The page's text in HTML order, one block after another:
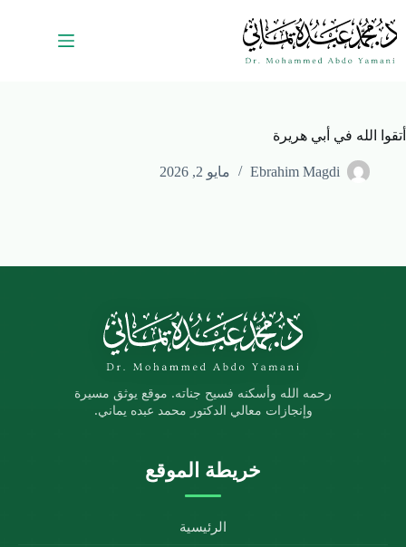
أتقوا الله في أبي هريرة
Ebrahim Magdi مايو 2, 2026
رحمه الله وأسكنه فسيح جناته. موقع يوثق مسيرة
وإنجازات معالي الدكتور محمد عبده يماني.
خريطة الموقع
الرئيسية